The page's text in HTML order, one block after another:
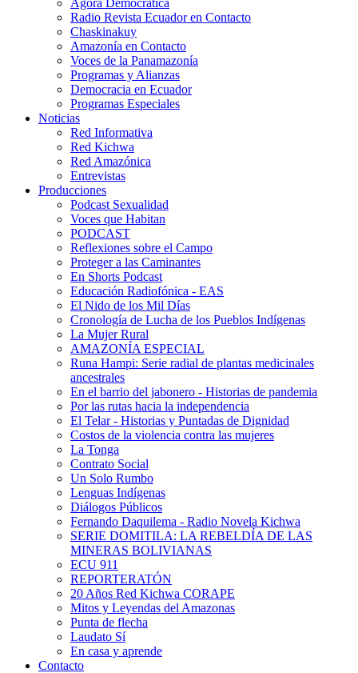
Ágora Democrática
Radio Revista Ecuador en Contacto
Chaskinakuy
Amazonía en Contacto
Voces de la Panamazonía
Programas y Alianzas
Democracia en Ecuador
Programas Especiales
Noticias
Red Informativa
Red Kichwa
Red Amazónica
Entrevistas
Producciones
Podcast Sexualidad
Voces que Habitan
PODCAST
Reflexiones sobre el Campo
Proteger a las Caminantes
En Shorts Podcast
Educación Radiofónica - EAS
El Nido de los Mil Días
Cronología de Lucha de los Pueblos Indígenas
La Mujer Rural
AMAZONÍA ESPECIAL
Runa Hampi: Serie radial de plantas medicinales
ancestrales
En el barrio del jabonero - Historias de pandemia
Por las rutas hacia la independencia
El Telar - Historias y Puntadas de Dignidad
Costos de la violencia contra las mujeres
La Tonga
Contrato Social
Un Solo Rumbo
Lenguas Indígenas
Diálogos Públicos
Fernando Daquilema - Radio Novela Kichwa
SERIE DOMITILA: LA REBELDÍA DE LAS
MINERAS BOLIVIANAS
ECU 911
REPORTERATÓN
20 Años Red Kichwa CORAPE
Mitos y Leyendas del Amazonas
Punta de flecha
Laudato Sí
En casa y aprende
Contacto